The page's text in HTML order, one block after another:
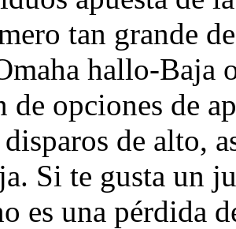
tan grande
hallo-Baja
de opciones de
disparos de alto,
Si te gusta un
es una pérdida